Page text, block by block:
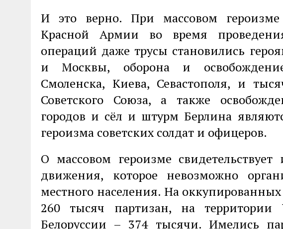
И это верно. При массовом
Красной Армии во время
операций даже трусы становились
и Москвы, оборона и
Смоленска, Киева, Севастополя, и
Советского Союза, а также
городов и сёл и штурм Берлина
героизма советских солдат и офицеров.
О массовом героизме свидетельствует
движения, которое невозможно
местного населения. На
260 тысяч партизан, на
Белоруссии – 374 тысячи. Имелись